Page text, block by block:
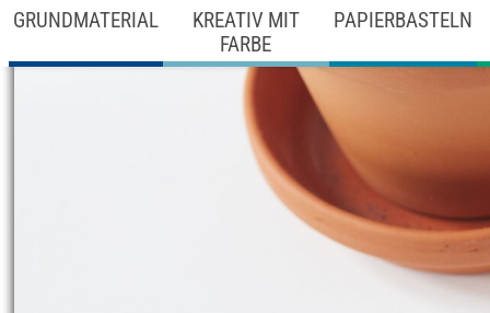
GRUNDMATERIAL
KREATIV MIT
FARBE
PAPIERBASTELN
Ideen & Anleitungen
Untersetzer
Anleitung Nr. 3057
Fortgeschritten